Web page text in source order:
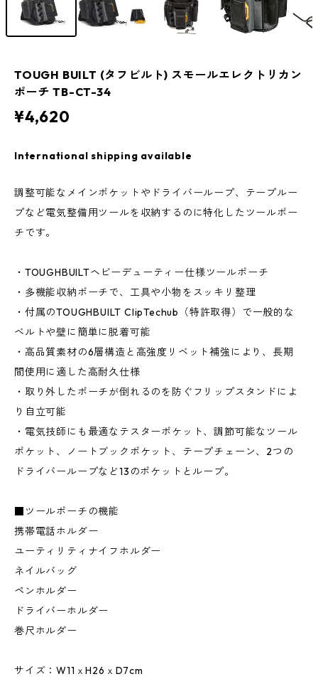
TOUGH BUILT (タフビルト) スモールエレクトリカン
ポーチ TB-CT-34
¥4,620
International shipping available
調整可能なメインポケットやドライバーループ、テープルー
プなど電気整備用ツールを収納するのに特化したツールポー
チです。
・TOUGHBUILTヘビーデューティー仕様ツールポーチ
・多機能収納ポーチで、工具や小物をスッキリ整理
・付属のTOUGHBUILT ClipTechub（特許取得）で一般的な
ベルトや壁に簡単に脱着可能
・高品質素材の6層構造と高強度リベット補強により、長期
間使用に適した高耐久仕様
・取り外したポーチが倒れるのを防ぐフリップスタンドによ
り自立可能
・電気技師にも最適なテスターポケット、調節可能なツール
ポケット、ノートブックポケット、テープチェーン、2つの
ドライバーループなど13のポケットとループ。
■ツールポーチの機能
携帯電話ホルダー
ユーティリティナイフホルダー
ネイルバッグ
ペンホルダー
ドライバーホルダー
巻尺ホルダー
サイズ：W11ｘH26ｘD7cm